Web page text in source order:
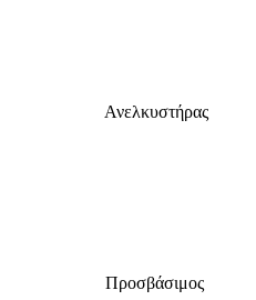
Ανελκυστήρας
Προσβάσιμος